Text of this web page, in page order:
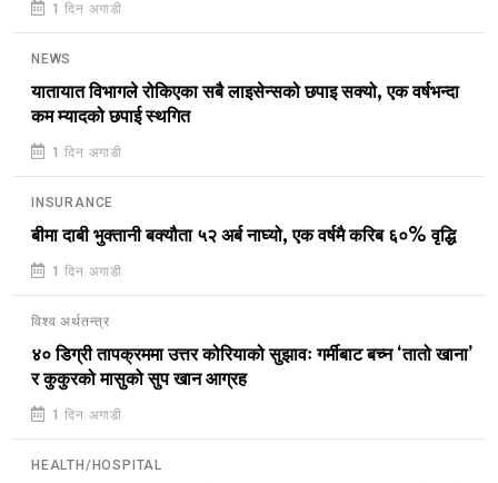
1 दिन अगाडी
NEWS
यातायात विभागले रोकिएका सबै लाइसेन्सको छपाइ सक्यो, एक वर्षभन्दा
कम म्यादको छपाई स्थगित
1 दिन अगाडी
INSURANCE
बीमा दाबी भुक्तानी बक्यौता ५२ अर्ब नाघ्यो, एक वर्षमै करिब ६०% वृद्धि
1 दिन अगाडी
विश्व अर्थतन्त्र
४० डिग्री तापक्रममा उत्तर कोरियाको सुझावः गर्मीबाट बच्न ‘तातो खाना’
र कुकुरको मासुको सुप खान आग्रह
1 दिन अगाडी
HEALTH/HOSPITAL